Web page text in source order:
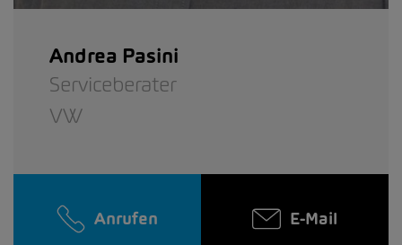
Andrea Pasini
Serviceberater
VW
Anrufen E-Mail